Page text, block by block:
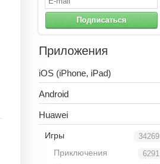
Подписаться
Приложения
iOS (iPhone, iPad)
Android
Huawei
34269
Игры
6291
Приключения